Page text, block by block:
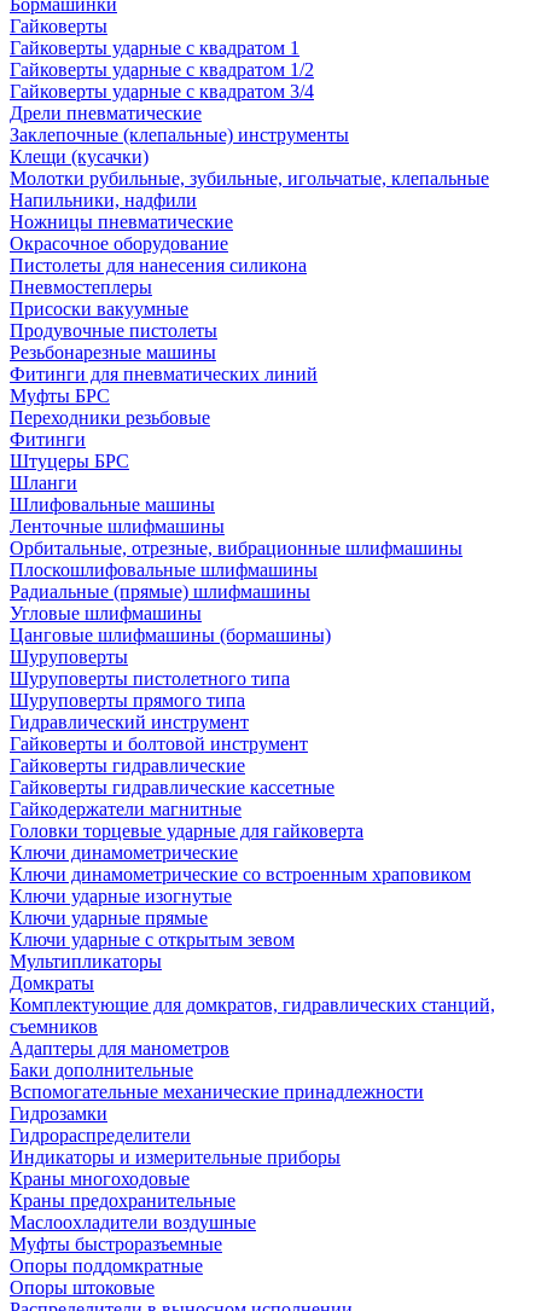
Бормашинки
Гайковерты
Гайковерты ударные с квадратом 1
Гайковерты ударные с квадратом 1/2
Гайковерты ударные с квадратом 3/4
Дрели пневматические
Заклепочные (клепальные) инструменты
Клещи (кусачки)
Молотки рубильные, зубильные, игольчатые, клепальные
Напильники, надфили
Ножницы пневматические
Окрасочное оборудование
Пистолеты для нанесения силикона
Пневмостеплеры
Присоски вакуумные
Продувочные пистолеты
Резьбонарезные машины
Фитинги для пневматических линий
Муфты БРС
Переходники резьбовые
Фитинги
Штуцеры БРС
Шланги
Шлифовальные машины
Ленточные шлифмашины
Орбитальные, отрезные, вибрационные шлифмашины
Плоскошлифовальные шлифмашины
Радиальные (прямые) шлифмашины
Угловые шлифмашины
Цанговые шлифмашины (бормашины)
Шуруповерты
Шуруповерты пистолетного типа
Шуруповерты прямого типа
Гидравлический инструмент
Гайковерты и болтовой инструмент
Гайковерты гидравлические
Гайковерты гидравлические кассетные
Гайкодержатели магнитные
Головки торцевые ударные для гайковерта
Ключи динамометрические
Ключи динамометрические со встроенным храповиком
Ключи ударные изогнутые
Ключи ударные прямые
Ключи ударные с открытым зевом
Мультипликаторы
Домкраты
Комплектующие для домкратов, гидравлических станций,
съемников
Адаптеры для манометров
Баки дополнительные
Вспомогательные механические принадлежности
Гидрозамки
Гидрораспределители
Индикаторы и измерительные приборы
Краны многоходовые
Краны предохранительные
Маслоохладители воздушные
Муфты быстроразъемные
Опоры поддомкратные
Опоры штоковые